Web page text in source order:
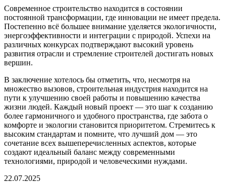
Современное строительство находится в состоянии
постоянной трансформации, где инновации не имеет предела.
Постепенно всё большее внимание уделяется экологичности,
энергоэффективности и интеграции с природой. Успехи на
различных конкурсах подтверждают высокий уровень
развития отрасли и стремление строителей достигать новых
вершин.
В заключение хотелось бы отметить, что, несмотря на
множество вызовов, строительная индустрия находится на
пути к улучшению своей работы и повышению качества
жизни людей. Каждый новый проект — это шаг к созданию
более гармоничного и удобного пространства, где забота о
комфорте и экологии становится приоритетом. Стремитесь к
высоким стандартам и помните, что лучший дом — это
сочетание всех вышеперечисленных аспектов, которые
создают идеальный баланс между современными
технологиями, природой и человеческими нуждами.
22.07.2025